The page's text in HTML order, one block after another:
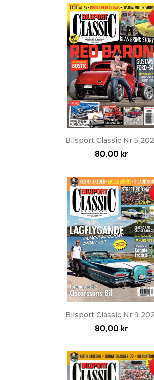
Bilsport Classic Nr 5
80,00 kr
Bilsport Classic Nr 9
80,00 kr